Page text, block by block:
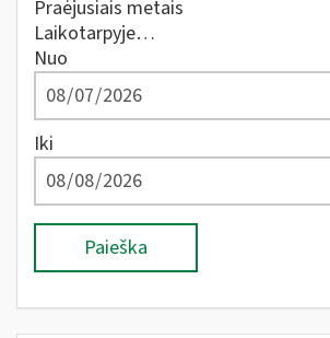
Praėjusiais metais
Laikotarpyje…
Nuo
Iki
Paieška